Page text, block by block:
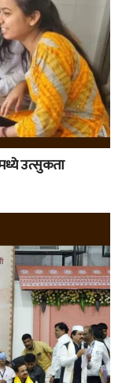
उत्सुकता